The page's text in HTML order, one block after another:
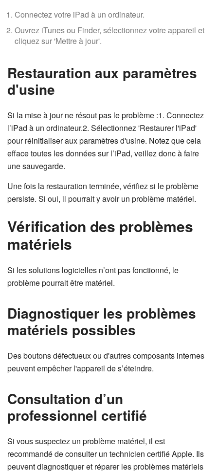
Connectez votre iPad à un ordinateur.
Ouvrez iTunes ou Finder, sélectionnez votre appareil et
cliquez sur 'Mettre à jour'.
Restauration aux paramètres
d'usine
Si la mise à jour ne résout pas le problème :1. Connectez
l’iPad à un ordinateur.2. Sélectionnez 'Restaurer l'iPad'
pour réinitialiser aux paramètres d'usine. Notez que cela
efface toutes les données sur l’iPad, veillez donc à faire
une sauvegarde.
Une fois la restauration terminée, vérifiez si le problème
persiste. Si oui, il pourrait y avoir un problème matériel.
Vérification des problèmes
matériels
Si les solutions logicielles n’ont pas fonctionné, le
problème pourrait être matériel.
Diagnostiquer les problèmes
matériels possibles
Des boutons défectueux ou d'autres composants internes
peuvent empêcher l'appareil de s’éteindre.
Consultation d’un
professionnel certifié
Si vous suspectez un problème matériel, il est
recommandé de consulter un technicien certifié Apple. Ils
peuvent diagnostiquer et réparer les problèmes matériels